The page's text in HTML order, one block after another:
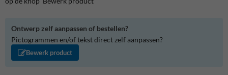
Ontwerp zelf aanpassen of bestellen?
Pictogrammen en/of tekst direct zelf aanpassen?
Bewerk product